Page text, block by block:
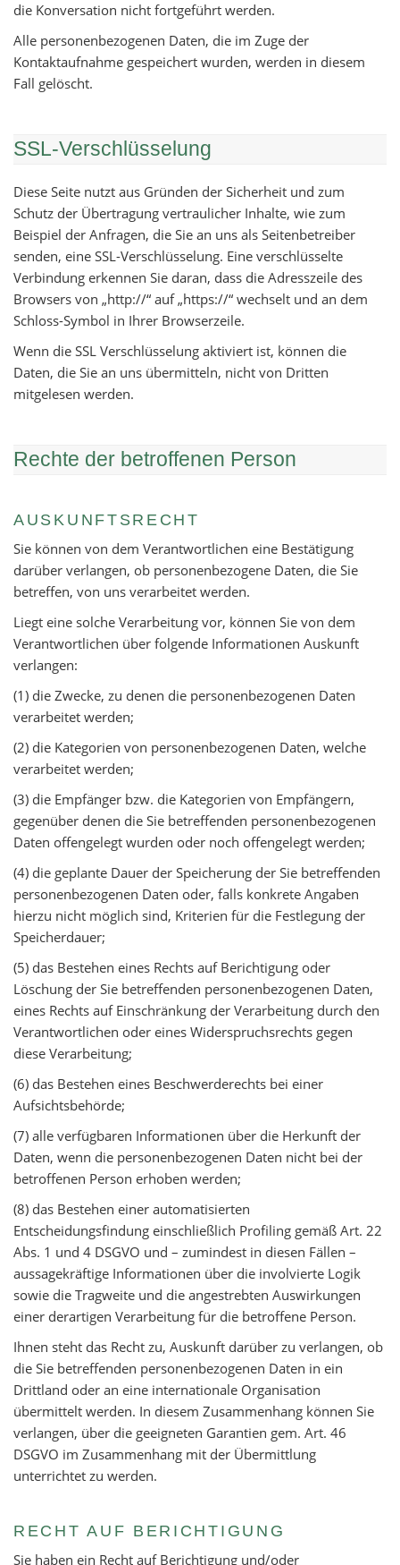
die Konversation nicht fortgeführt werden.
Alle personenbezogenen Daten, die im Zuge der
Kontaktaufnahme gespeichert wurden, werden in diesem
Fall gelöscht.
SSL-Verschlüsselung
Diese Seite nutzt aus Gründen der Sicherheit und zum
Schutz der Übertragung vertraulicher Inhalte, wie zum
Beispiel der Anfragen, die Sie an uns als Seitenbetreiber
senden, eine SSL-Verschlüsselung. Eine verschlüsselte
Verbindung erkennen Sie daran, dass die Adresszeile des
Browsers von „http://“ auf „https://“ wechselt und an dem
Schloss-Symbol in Ihrer Browserzeile.
Wenn die SSL Verschlüsselung aktiviert ist, können die
Daten, die Sie an uns übermitteln, nicht von Dritten
mitgelesen werden.
Rechte der betroffenen Person
AUSKUNFTSRECHT
Sie können von dem Verantwortlichen eine Bestätigung
darüber verlangen, ob personenbezogene Daten, die Sie
betreffen, von uns verarbeitet werden.
Liegt eine solche Verarbeitung vor, können Sie von dem
Verantwortlichen über folgende Informationen Auskunft
verlangen:
(1) die Zwecke, zu denen die personenbezogenen Daten
verarbeitet werden;
(2) die Kategorien von personenbezogenen Daten, welche
verarbeitet werden;
(3) die Empfänger bzw. die Kategorien von Empfängern,
gegenüber denen die Sie betreffenden personenbezogenen
Daten offengelegt wurden oder noch offengelegt werden;
(4) die geplante Dauer der Speicherung der Sie betreffenden
personenbezogenen Daten oder, falls konkrete Angaben
hierzu nicht möglich sind, Kriterien für die Festlegung der
Speicherdauer;
(5) das Bestehen eines Rechts auf Berichtigung oder
Löschung der Sie betreffenden personenbezogenen Daten,
eines Rechts auf Einschränkung der Verarbeitung durch den
Verantwortlichen oder eines Widerspruchsrechts gegen
diese Verarbeitung;
(6) das Bestehen eines Beschwerderechts bei einer
Aufsichtsbehörde;
(7) alle verfügbaren Informationen über die Herkunft der
Daten, wenn die personenbezogenen Daten nicht bei der
betroffenen Person erhoben werden;
(8) das Bestehen einer automatisierten
Entscheidungsfindung einschließlich Profiling gemäß Art. 22
Abs. 1 und 4 DSGVO und – zumindest in diesen Fällen –
aussagekräftige Informationen über die involvierte Logik
sowie die Tragweite und die angestrebten Auswirkungen
einer derartigen Verarbeitung für die betroffene Person.
Ihnen steht das Recht zu, Auskunft darüber zu verlangen, ob
die Sie betreffenden personenbezogenen Daten in ein
Drittland oder an eine internationale Organisation
übermittelt werden. In diesem Zusammenhang können Sie
verlangen, über die geeigneten Garantien gem. Art. 46
DSGVO im Zusammenhang mit der Übermittlung
unterrichtet zu werden.
RECHT AUF BERICHTIGUNG
Sie haben ein Recht auf Berichtigung und/oder